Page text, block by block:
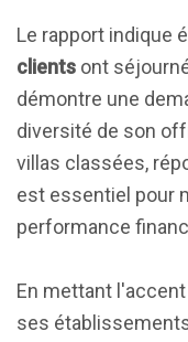
Le rapport indique
clients ont
démontre une
diversité de son
villas classées,
est essentiel pour
performance
En mettant
ses